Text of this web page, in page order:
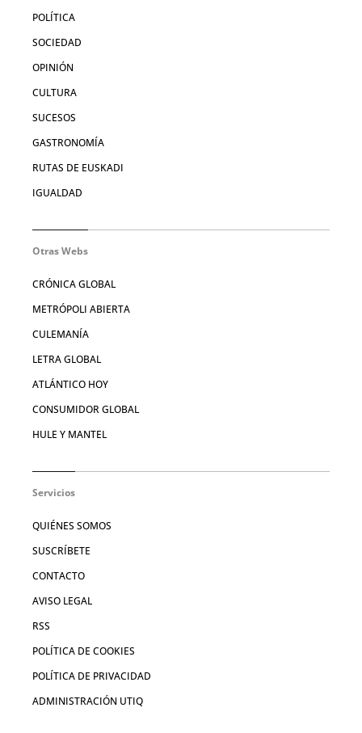
POLÍTICA
SOCIEDAD
OPINIÓN
CULTURA
SUCESOS
GASTRONOMÍA
RUTAS DE EUSKADI
IGUALDAD
Otras Webs
CRÓNICA GLOBAL
METRÓPOLI ABIERTA
CULEMANÍA
LETRA GLOBAL
ATLÁNTICO HOY
CONSUMIDOR GLOBAL
HULE Y MANTEL
Servicios
QUIÉNES SOMOS
SUSCRÍBETE
CONTACTO
AVISO LEGAL
RSS
POLÍTICA DE COOKIES
POLÍTICA DE PRIVACIDAD
ADMINISTRACIÓN UTIQ